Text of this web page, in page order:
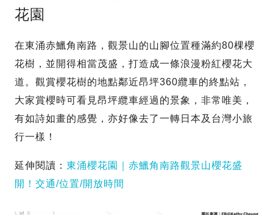
花園
在東涌赤鱲角南路，觀景山的山腳位置種滿約80棵櫻
花樹，並開得相當茂盛，打造成一條浪漫粉紅櫻花大
道。觀賞櫻花樹的地點鄰近昂坪360纜車的終點站，
大家賞櫻時可看見昂坪纜車經過的景象，非常唯美，
有如詩如畫的感覺，亦好像去了一轉日本及台灣小旅
行一樣！
延伸閱讀： 東涌櫻花園｜赤鱲角南路觀景山櫻花盛
開！交通/位置/開放時間